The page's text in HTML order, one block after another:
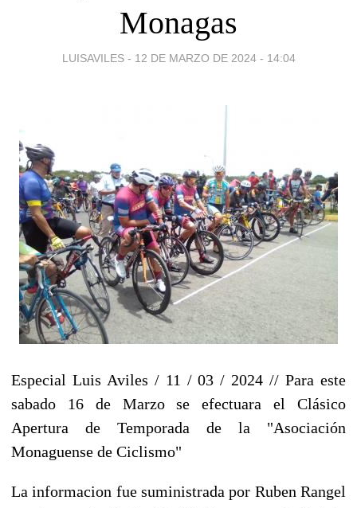
Monagas
LUISAVILES - 12 DE MARZO DE 2024 - 14:04
Especial Luis Aviles / 11 / 03 / 2024 // Para este
sabado 16 de Marzo se efectuara el Clásico
Apertura de Temporada de la "Asociación
Monaguense de Ciclismo"
La informacion fue suministrada por Ruben Rangel